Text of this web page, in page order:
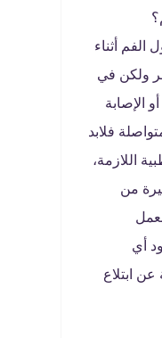
الفم أثناء
ولكن في
الإصابة
فلابد
اللازمة،
من
أي
ابتلاع